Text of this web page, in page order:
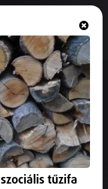
tűzifa